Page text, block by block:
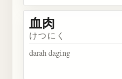
血肉
けつにく
darah daging